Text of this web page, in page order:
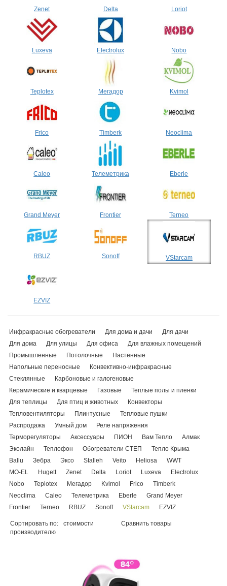
Zenet Delta Loriot
Luxeva Electrolux Nobo
Teplotex Мегадор Kvimol
Frico Timberk Neoclima
Caleo Телеметрика Eberle
Grand Meyer Frontier Terneo
RBUZ Sonoff VStarcam
EZVIZ
Инфракрасные обогреватели Для дома и дачи
Для дачи
Для дома
Для улицы Для офиса
Для влажных помещений
Промышленные
Потолочные
Настенные
Напольные переносные
Конвективно-инфракрасные
Стеклянные
Карбоновые и галогеновые
Керамические и кварцевые
Газовые
Теплые полы и пленки
Для теплицы
Для птиц и животных
Конвекторы
Тепловентиляторы
Плинтусные
Тепловые пушки
Распродажа
Умный дом
Реле напряжения
Терморегуляторы
Аксессуары ПИОН Вам Тепло
Алмак
Эколайн
Теплофон Обогреватели СТЕП
Тепло Крыма
Ballu
Зебра Эксо Stalleh Veito Heliosa
WWT
MO-EL
Hugett Zenet Delta Loriot Luxeva
Electrolux
Nobo
Teplotex Мегадор Kvimol Frico
Timberk
Neoclima
Caleo Телеметрика Eberle
Grand Meyer
Frontier
Terneo RBUZ Sonoff VStarcam EZVIZ
Сортировать по:
стоимости
производителю
Сравнить товары